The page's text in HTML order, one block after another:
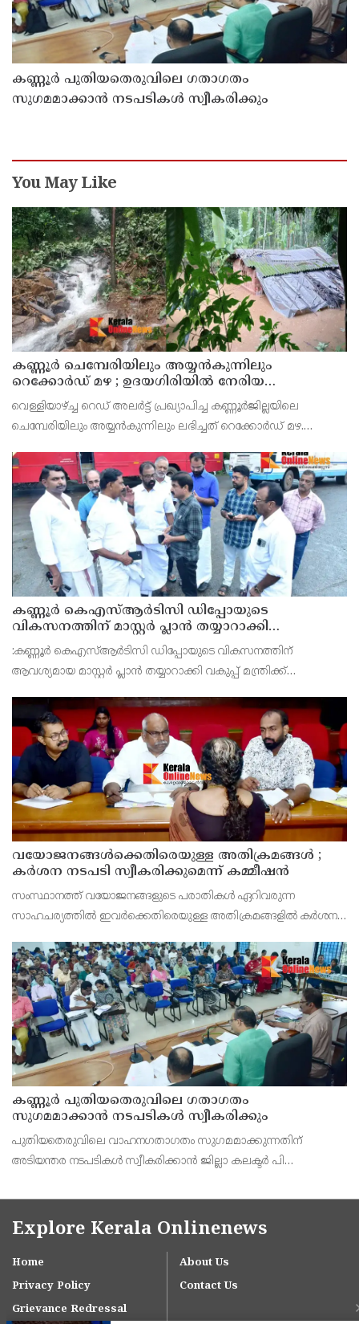
കണ്ണൂർ പുതിയതെരുവിലെ ഗതാഗതം
സുഗമമാക്കാന്‍ നടപടികള്‍ സ്വീകരിക്കും
You May Like
കണ്ണൂർ ചെമ്പേരിയിലും അയ്യൻകുന്നിലും
റെക്കോർഡ് മഴ ; ഉദയഗിരിയിൽ നേരിയ
ഉരുൾപൊട്ടൽ; 13 പേരെ ക്യാമ്പിലേക്ക് മാറ്റി
വെള്ളിയാഴ്ച്ച റെഡ് അലർട്ട് പ്രഖ്യാപിച്ച കണ്ണൂർജില്ലയിലെ
ചെമ്പേരിയിലും അയ്യൻകുന്നിലും ലഭിച്ചത് റെക്കോർഡ് മഴ.
മില്ലിമീറ്റർ മഴ ആ സമയം സംസ്ഥാനത്ത
കണ്ണൂർ കെഎസ്ആർടിസി ഡിപ്പോയുടെ
വികസനത്തിന് മാസ്റ്റർ പ്ലാൻ തയ്യാറാക്കി
സമർപ്പിക്കും : ടി ഒ മോഹനൻ എം എൽ എ
:കണ്ണൂർ കെഎസ്ആർടിസി ഡിപ്പോയുടെ വികസനത്തിന്
ആവശ്യമായ മാസ്റ്റർ പ്ലാൻ തയ്യാറാക്കി വകുപ്പ് മന്ത്രിക്ക്
ഡിപ്പോയ്ക്ക് നാല് ഏക്കറിൽ അധികം വരുന്ന സ്ഥലമുണ്ട്
വയോജനങ്ങൾക്കെതിരെയുള്ള അതിക്രമങ്ങൾ ;
കർശന നടപടി സ്വീകരിക്കുമെന്ന് കമ്മീഷൻ
സംസ്ഥാനത്ത് വയോജനങ്ങളുടെ പരാതികൾ ഏറിവരുന്ന
സാഹചര്യത്തിൽ ഇവർക്കെതിരെയുള്ള അതിക്രമങ്ങളിൽ കർശന
കെ. സോമപ്രസാദ്.
കണ്ണൂർ പുതിയതെരുവിലെ ഗതാഗതം
സുഗമമാക്കാന്‍ നടപടികള്‍ സ്വീകരിക്കും
പുതിയതെരുവിലെ വാഹനഗതാഗതം സുഗമമാക്കുന്നതിന്
അടിയന്തര നടപടികള്‍ സ്വീകരിക്കാന്‍ ജില്ലാ കലക്ടര്‍ പി
Explore Kerala Onlinenews
Home
About Us
Privacy Policy
Contact Us
Grievance Redressal